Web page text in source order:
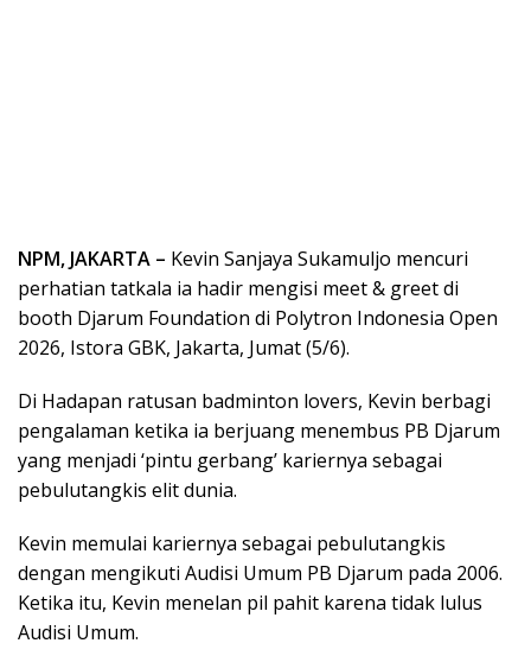
NPM, JAKARTA – Kevin Sanjaya Sukamuljo mencuri
perhatian tatkala ia hadir mengisi meet & greet di
booth Djarum Foundation di Polytron Indonesia Open
2026, Istora GBK, Jakarta, Jumat (5/6).
Di Hadapan ratusan badminton lovers, Kevin berbagi
pengalaman ketika ia berjuang menembus PB Djarum
yang menjadi ‘pintu gerbang’ kariernya sebagai
pebulutangkis elit dunia.
Kevin memulai kariernya sebagai pebulutangkis
dengan mengikuti Audisi Umum PB Djarum pada 2006.
Ketika itu, Kevin menelan pil pahit karena tidak lulus
Audisi Umum.